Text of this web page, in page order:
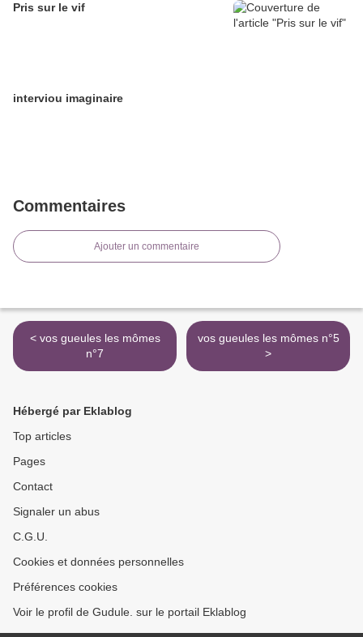
Pris sur le vif
interviou imaginaire
Commentaires
Ajouter un commentaire
< vos gueules les mômes
n°7
vos gueules les mômes n°5
>
Hébergé par Eklablog
Top articles
Pages
Contact
Signaler un abus
C.G.U.
Cookies et données personnelles
Préférences cookies
Voir le profil de Gudule. sur le portail Eklablog